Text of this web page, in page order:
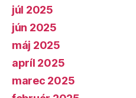
júl 2025
jún 2025
máj 2025
apríl 2025
marec 2025